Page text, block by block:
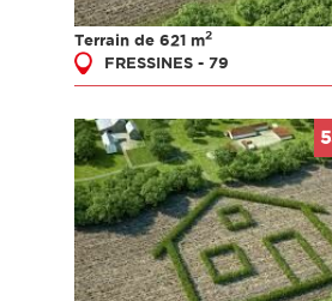
Terrain de 621 m2
FRESSINES - 79